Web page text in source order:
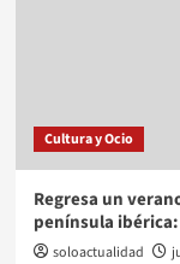
Cultura y Ocio
Regresa un
península ibérica:
soloactualidad